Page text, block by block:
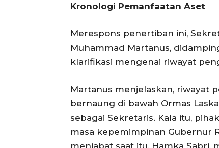
Kronologi Pemanfaatan Aset
Merespons penertiban ini,
Muhammad Martanus,
klarifikasi mengenai riwayat
‎​Martanus menjelaskan, riwayat
bernaung di bawah Ormas
sebagai Sekretaris. Kala itu,
masa kepemimpinan Gubernur